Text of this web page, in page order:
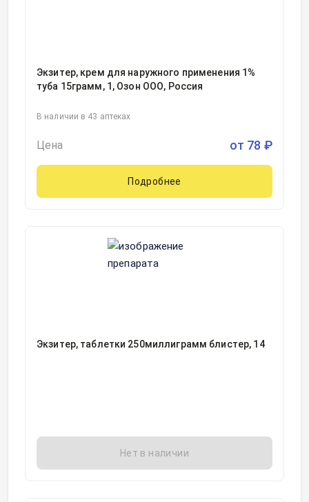
Экзитер, крем для наружного применения 1%
туба 15грамм, 1, Озон ООО, Россия
В наличии в 43 аптеках
Цена от 78 ₽
Подробнее
Экзитер, таблетки 250миллиграмм блистер, 14
Нет в наличии